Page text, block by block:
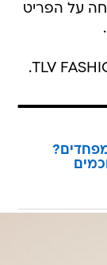
וינטג' מציעים 10% הנחה על הפריט